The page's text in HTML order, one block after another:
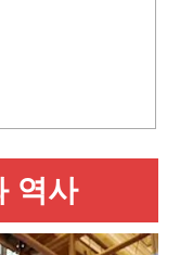
역사